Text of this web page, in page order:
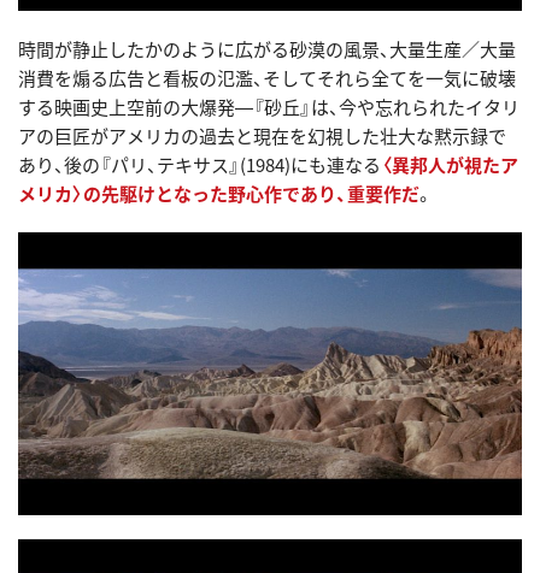
時間が静止したかのように広がる砂漠の風景、大量生産／大量
消費を煽る広告と看板の氾濫、そしてそれら全てを一気に破壊
する映画史上空前の大爆発―『砂丘』は、今や忘れられたイタリ
アの巨匠がアメリカの過去と現在を幻視した壮大な黙示録で
あり、後の『パリ、テキサス』(1984)にも連なる 〈異邦人が視たア
メリカ〉の先駆けとなった野心作であり、重要作だ。